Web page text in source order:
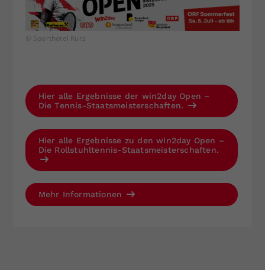
© Sporthotel Kurz
Hier alle Ergebnisse der win2day Open –
Die Tennis-Staatsmeisterschaften.
Hier alle Ergebnisse zu den win2day Open –
Die Rollstuhltennis-Staatsmeisterschaften.
Mehr Informationen